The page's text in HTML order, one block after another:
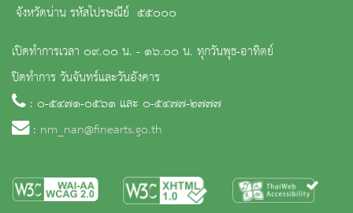
จังหวัดน่าน รหัสไปรษณีย์ ๕๕๐๐๐
เปิดทำการเวลา ๐๙.๐๐ น. - ๑๖.๐๐ น. ทุกวันพุธ-อาทิตย์
ปิดทำการ วันจันทร์และวันอังคาร
: ๐-๕๔๗๑-๐๕๖๑ และ ๐-๕๔๗๗-๒๗๗๗
: nm_nan@finearts.go.th